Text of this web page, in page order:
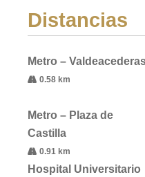
Distancias
Metro –
0.58 km
Metro – Plaza de
Castilla
0.91 km
Hospital Universitario